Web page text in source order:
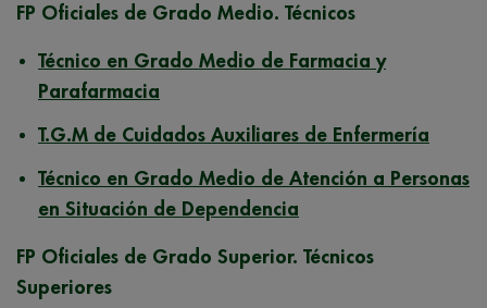
FP Oficiales de Grado Medio. Técnicos
Técnico en Grado Medio de Farmacia y
Parafarmacia
T.G.M de Cuidados Auxiliares de Enfermería
Técnico en Grado Medio de Atención a Personas
en Situación de Dependencia
FP Oficiales de Grado Superior. Técnicos
Superiores